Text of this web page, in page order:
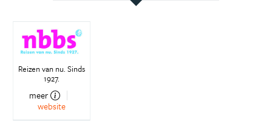
Reizen van nu. Sinds
1927.
meer
website